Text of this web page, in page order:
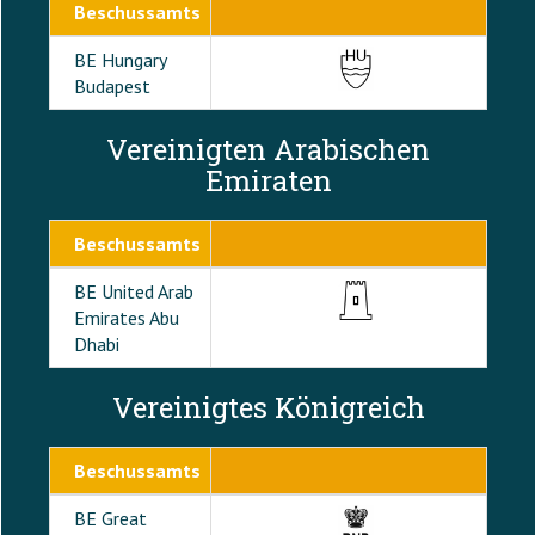
Beschussamts
BE Hungary
Budapest
Vereinigten Arabischen
Emiraten
Beschussamts
BE United Arab
Emirates Abu
Dhabi
Vereinigtes Königreich
Beschussamts
BE Great